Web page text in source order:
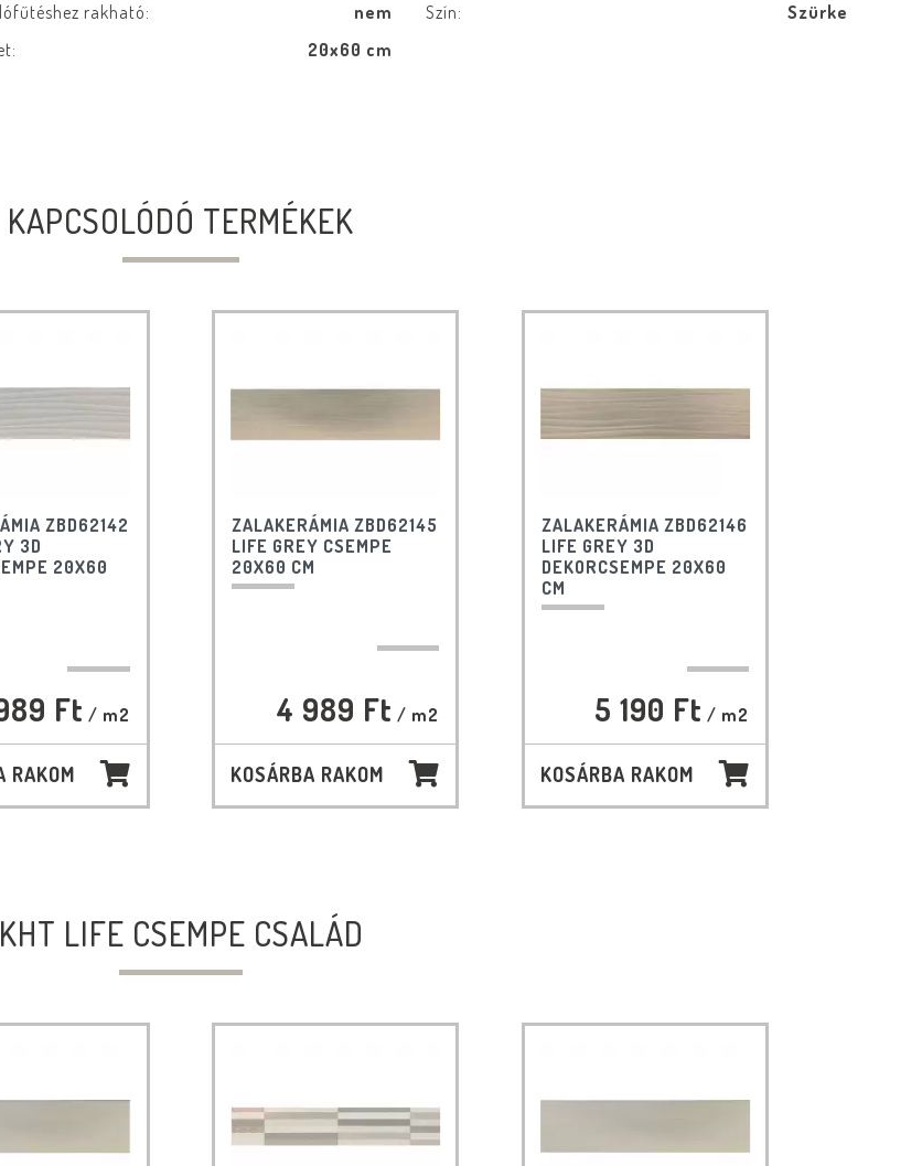
rakható: nem Szín:
Szürke
20x60 cm
KAPCSOLÓDÓ TERMÉKEK
ZBD62142
3D
20X60
Ft / m2
RAKOM
ZALAKERÁMIA ZBD62145
LIFE GREY CSEMPE
20X60 CM
4 989 Ft / m2
KOSÁRBA RAKOM
ZALAKERÁMIA ZBD62146
LIFE GREY 3D
DEKORCSEMPE 20X60
CM
5 190 Ft / m2
KOSÁRBA RAKOM
KHT LIFE CSEMPE CSALÁD